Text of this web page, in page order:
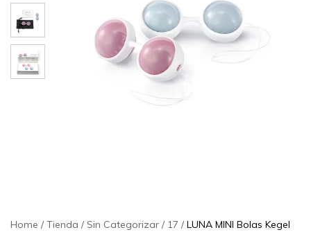
Ella
Home Tienda Sin Categorizar 17 LUNA MINI Bolas Kegel